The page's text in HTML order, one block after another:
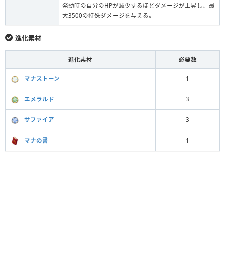
発動時の自分のHPが減少するほどダメージが上昇し、最
大3500の特殊ダメージを与える。
進化素材
進化素材 必要数
マナストーン 1
エメラルド 3
サファイア 3
マナの書 1